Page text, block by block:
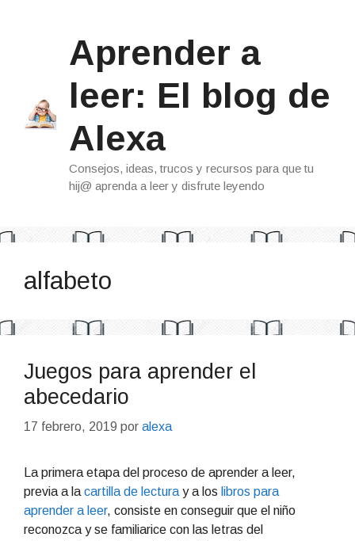
Aprender a
leer: El blog de
Alexa
Consejos, ideas, trucos y recursos para que tu
hij@ aprenda a leer y disfrute leyendo
alfabeto
Juegos para aprender el
abecedario
17 febrero, 2019 por alexa
La primera etapa del proceso de aprender a leer,
previa a la cartilla de lectura y a los libros para
aprender a leer, consiste en conseguir que el niño
reconozca y se familiarice con las letras del